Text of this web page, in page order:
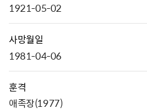
1921-05-02
사망월일
1981-04-06
훈격
애족장(1977)